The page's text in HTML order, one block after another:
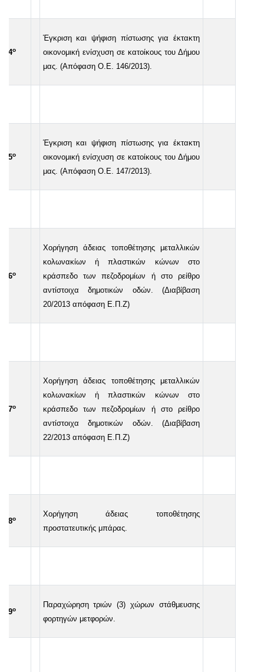
24ο
Έγκριση και ψήφιση πίστωσης για έκτακτη
οικονομική ενίσχυση σε κατοίκους του Δήμου
μας. (Απόφαση Ο.Ε. 146/2013).
25ο
Έγκριση και ψήφιση πίστωσης για έκτακτη
οικονομική ενίσχυση σε κατοίκους του Δήμου
μας. (Απόφαση Ο.Ε. 147/2013).
26ο
Χορήγηση άδειας τοποθέτησης μεταλλικών
κολωνακίων ή πλαστικών κώνων στο
κράσπεδο των πεζοδρομίων ή στο ρείθρο
αντίστοιχα δημοτικών οδών. (Διαβίβαση
20/2013 απόφαση Ε.Π.Ζ)
27ο
Χορήγηση άδειας τοποθέτησης μεταλλικών
κολωνακίων ή πλαστικών κώνων στο
κράσπεδο των πεζοδρομίων ή στο ρείθρο
αντίστοιχα δημοτικών οδών. (Διαβίβαση
22/2013 απόφαση Ε.Π.Ζ)
28ο
Χορήγηση άδειας τοποθέτησης
προστατευτικής μπάρας.
29ο
Παραχώρηση τριών (3) χώρων στάθμευσης
φορτηγών μετφορών.